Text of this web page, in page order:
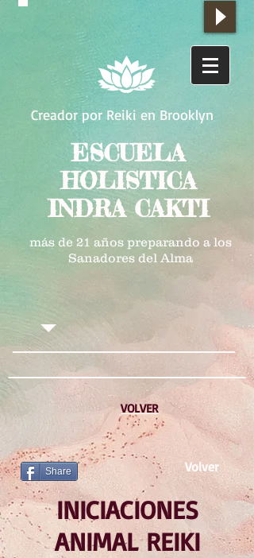
Creador por Reiki en Brooklyn
ESCUELA
HOLISTICA
INDRA CAKTI
más de 21 años preparando a los
Sanadores del Alma
VOLVER
Share Volver
INICIACIONES
ANIMAL REIKI